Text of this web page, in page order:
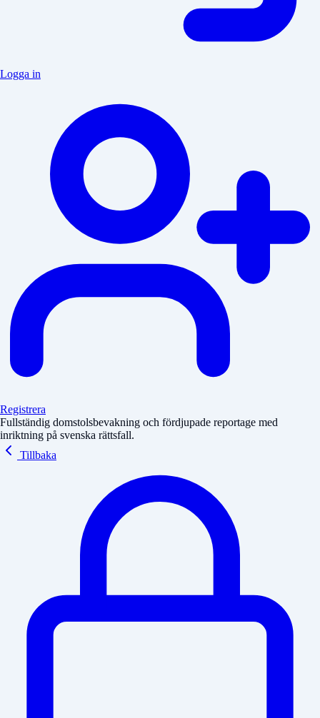
Logga in
Registrera
Fullständig domstolsbevakning och fördjupade reportage med
inriktning på svenska rättsfall.
Tillbaka